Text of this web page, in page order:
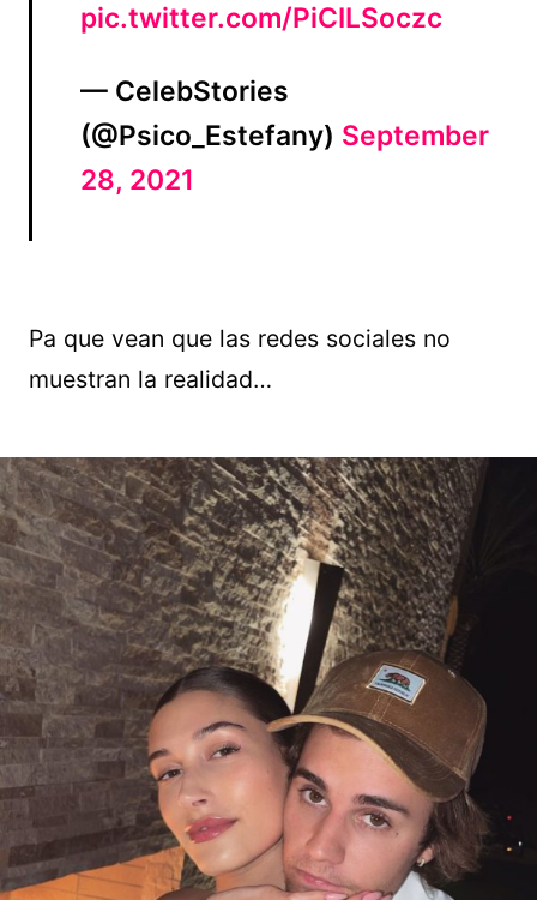
pic.twitter.com/PiCILSoczc
— CelebStories
(@Psico_Estefany) September
28, 2021
Pa que vean que las redes sociales no
muestran la realidad…